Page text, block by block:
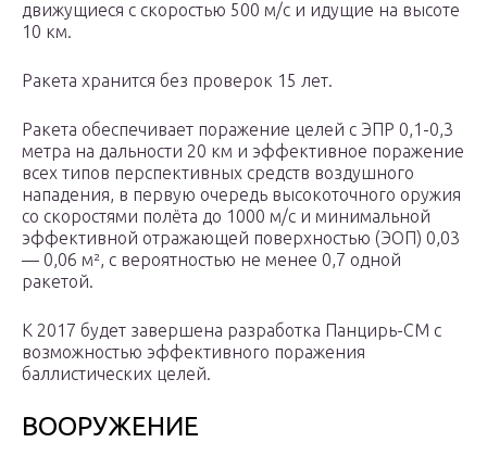
движущиеся с скоростью 500 м/с и идущие на высоте
10 км.
Ракета хранится без проверок 15 лет.
Ракета обеспечивает поражение целей с ЭПР 0,1-0,3
метра на дальности 20 км и эффективное поражение
всех типов перспективных средств воздушного
нападения, в первую очередь высокоточного оружия
со скоростями полёта до 1000 м/с и минимальной
эффективной отражающей поверхностью (ЭОП) 0,03
— 0,06 м², с вероятностью не менее 0,7 одной
ракетой.
К 2017 будет завершена разработка Панцирь-СМ с
возможностью эффективного поражения
баллистических целей.
ВООРУЖЕНИЕ